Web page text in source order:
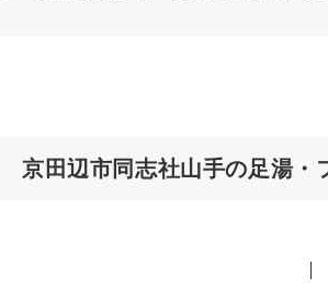
京田辺市同志社山手の足湯・